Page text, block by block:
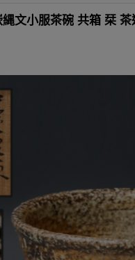
文小服茶碗 共箱 栞